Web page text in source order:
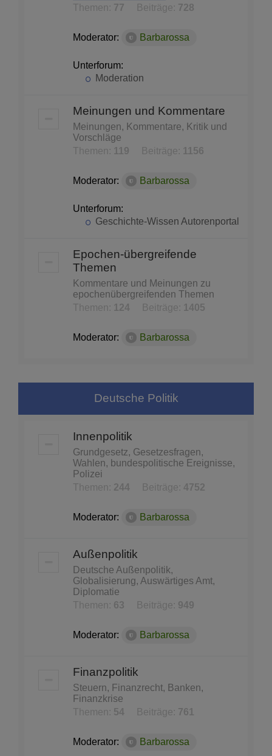
Themen: 77 Beiträge: 728
Moderator: Barbarossa
Unterforum:
Moderation
Meinungen und Kommentare
Meinungen, Kommentare, Kritik und
Vorschläge
Themen:
119 Beiträge: 1156
Moderator: Barbarossa
Unterforum:
Geschichte-Wissen Autorenportal
Epochen-übergreifende
Themen
Kommentare und Meinungen zu
epochenübergreifenden Themen
Themen:
124 Beiträge: 1405
Moderator: Barbarossa
Deutsche Politik
Innenpolitik
Grundgesetz, Gesetzesfragen,
Wahlen, bundespolitische Ereignisse,
Polizei
Themen: 244 Beiträge: 4752
Moderator: Barbarossa
Außenpolitik
Deutsche Außenpolitik,
Globalisierung, Auswärtiges Amt,
Diplomatie
Themen: 63 Beiträge: 949
Moderator: Barbarossa
Finanzpolitik
Steuern, Finanzrecht, Banken,
Finanzkrise
Themen: 54 Beiträge: 761
Moderator: Barbarossa